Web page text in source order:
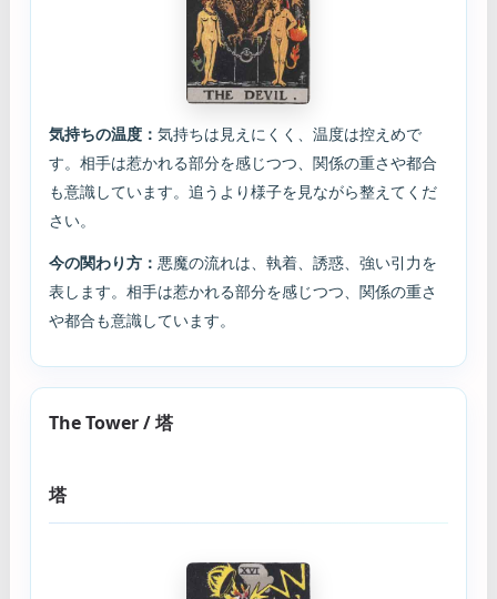
気持ちの温度： 気持ちは見えにくく、温度は控えめで
す。相手は惹かれる部分を感じつつ、関係の重さや都合
も意識しています。追うより様子を見ながら整えてくだ
さい。
今の関わり方： 悪魔の流れは、執着、誘惑、強い引力を
表します。相手は惹かれる部分を感じつつ、関係の重さ
や都合も意識しています。
The Tower / 塔
塔